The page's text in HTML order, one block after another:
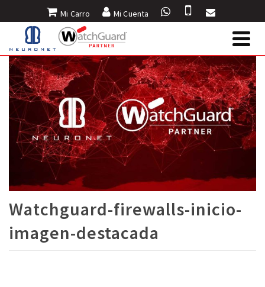
Mi Carro Mi Cuenta
Watchguard-firewalls-inicio-
imagen-destacada